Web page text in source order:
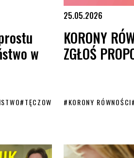
w
#TĘCZOW
25.05.2026
KORONY
ZGŁOŚ
#KORONY RÓWNOŚCI